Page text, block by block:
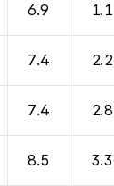
6.9 1.1
7.4 2.2
7.4 2.8
8.5 3.3